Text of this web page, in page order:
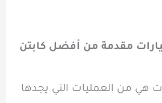
مقدمة من أفضل كابتن
هي من العمليات التي يجدها